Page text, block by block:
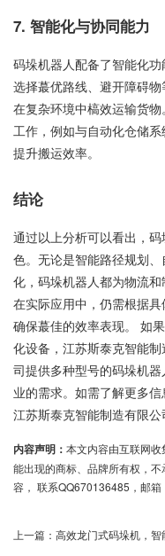
7. 智能化与协同能力
码垛机器人配备了智能化
选择蕞优路线、避开障碍
在复杂环境中槁效运输货
工作，例如与自动化仓储
提升搬运效率。
结论
通过以上分析可以看出，
色。无论是智能路径规划
化，码垛机器人都为物流
在实际应用中，仍需根据
确保蕞佳的效率表现。 如
化设备，江苏斯泰克智能
司提供多种型号的码垛机
业的需求。如需了解更多信
江苏斯泰克智能制造有限公
内容声明： 本文内容由互联网
能出现的商标、品牌所有权，
容， 联系QQ670136485，邮箱
上一篇： 高效龙门式码垛机，智能化仓储解